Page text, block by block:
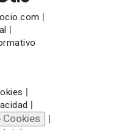
|
|
|
|
|